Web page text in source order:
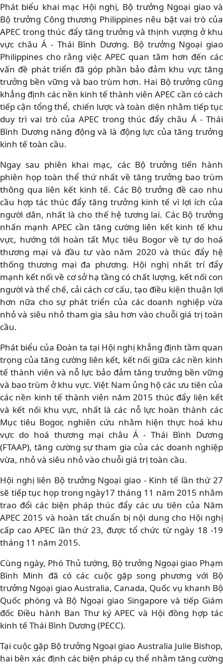
Phát biểu khai mạc Hội nghị, Bộ trưởng Ngoại giao và
Bộ trưởng Công thương Philippines nêu bật vai trò của
APEC trong thúc đẩy tăng trưởng và thịnh vượng ở khu
vực châu Á - Thái Bình Dương. Bộ trưởng Ngoại giao
Philippines cho rằng việc APEC quan tâm hơn đến các
vấn đề phát triển đã góp phần bảo đảm khu vực tăng
trưởng bền vững và bao trùm hơn. Hai Bộ trưởng cũng
khẳng định các nền kinh tế thành viên APEC cần có cách
tiếp cận tổng thể, chiến lược và toàn diện nhằm tiếp tục
duy trì vai trò của APEC trong thúc đẩy châu Á - Thái
Bình Dương năng động và là động lực của tăng trưởng
kinh tế toàn cầu.
Ngay sau phiên khai mạc, các Bộ trưởng tiến hành
phiên họp toàn thể thứ nhất về tăng trưởng bao trùm
thông qua liên kết kinh tế. Các Bộ trưởng đề cao nhu
cầu hợp tác thúc đẩy tăng trưởng kinh tế vì lợi ích của
người dân, nhất là cho thế hệ tương lai. Các Bộ trưởng
nhấn mạnh APEC cần tăng cường liên kết kinh tế khu
vực, hướng tới hoàn tất Mục tiêu Bogor về tự do hoá
thương mại và đầu tư vào năm 2020 và thúc đẩy hệ
thống thương mại đa phương. Hội nghị nhất trí đẩy
mạnh kết nối về cơ sở hạ tầng có chất lượng, kết nối con
người và thể chế, cải cách cơ cấu, tạo điều kiện thuận lợi
hơn nữa cho sự phát triển của các doanh nghiệp vừa
nhỏ và siêu nhỏ tham gia sâu hơn vào chuỗi giá trị toàn
cầu.
Phát biểu của Đoàn ta tại Hội nghị khẳng định tầm quan
trọng của tăng cường liên kết, kết nối giữa các nền kinh
tế thành viên và nỗ lực bảo đảm tăng trưởng bền vững
và bao trùm ở khu vực. Việt Nam ủng hộ các ưu tiên của
các nền kinh tế thành viên năm 2015 thúc đẩy liên kết
và kết nối khu vực, nhất là các nỗ lực hoàn thành các
Mục tiêu Bogor, nghiên cứu nhằm hiện thực hoá khu
vực do hoá thương mại châu Á - Thái Bình Dương
(FTAAP), tăng cường sự tham gia của các doanh nghiệp
vừa, nhỏ và siêu nhỏ vào chuỗi giá trị toàn cầu.
Hội nghị liên Bộ trưởng Ngoại giao - Kinh tế lần thứ 27
sẽ tiếp tục họp trong ngày17 tháng 11 năm 2015 nhằm
trao đổi các biện pháp thúc đẩy các ưu tiên của Năm
APEC 2015 và hoàn tất chuẩn bị nội dung cho Hội nghị
cấp cao APEC lần thứ 23, được tổ chức từ ngày 18 -19
tháng 11 năm 2015.
Cùng ngày, Phó Thủ tướng, Bộ trưởng Ngoại giao Phạm
Bình Minh đã có các cuộc gặp song phương với Bộ
trưởng Ngoại giao Australia, Canada, Quốc vụ khanh Bộ
Quốc phòng và Bộ Ngoại giao Singapore và tiếp Giám
đốc Điều hành Ban Thư ký APEC và Hội đồng hợp tác
kinh tế Thái Bình Dương (PECC).
Tại cuộc gặp Bộ trưởng Ngoại giao Australia Julie Bishop,
hai bên xác định các biện pháp cụ thể nhằm tăng cường